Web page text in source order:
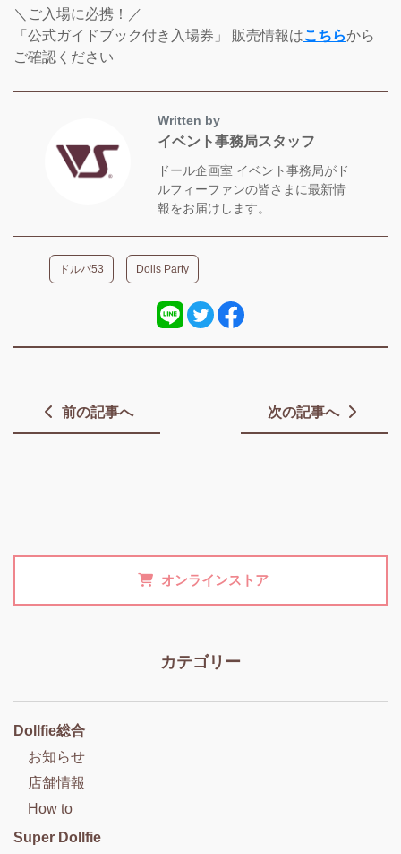
＼ご入場に必携！／
「公式ガイドブック付き入場券」 販売情報はこちらから
ご確認ください
Written by
イベント事務局スタッフ
ドール企画室 イベント事務局がド
ルフィーファンの皆さまに最新情
報をお届けします。
ドルパ53 Dolls Party
前の記事へ 次の記事へ
オンラインストア
カテゴリー
Dollfie総合
お知らせ
店舗情報
How to
Super Dollfie